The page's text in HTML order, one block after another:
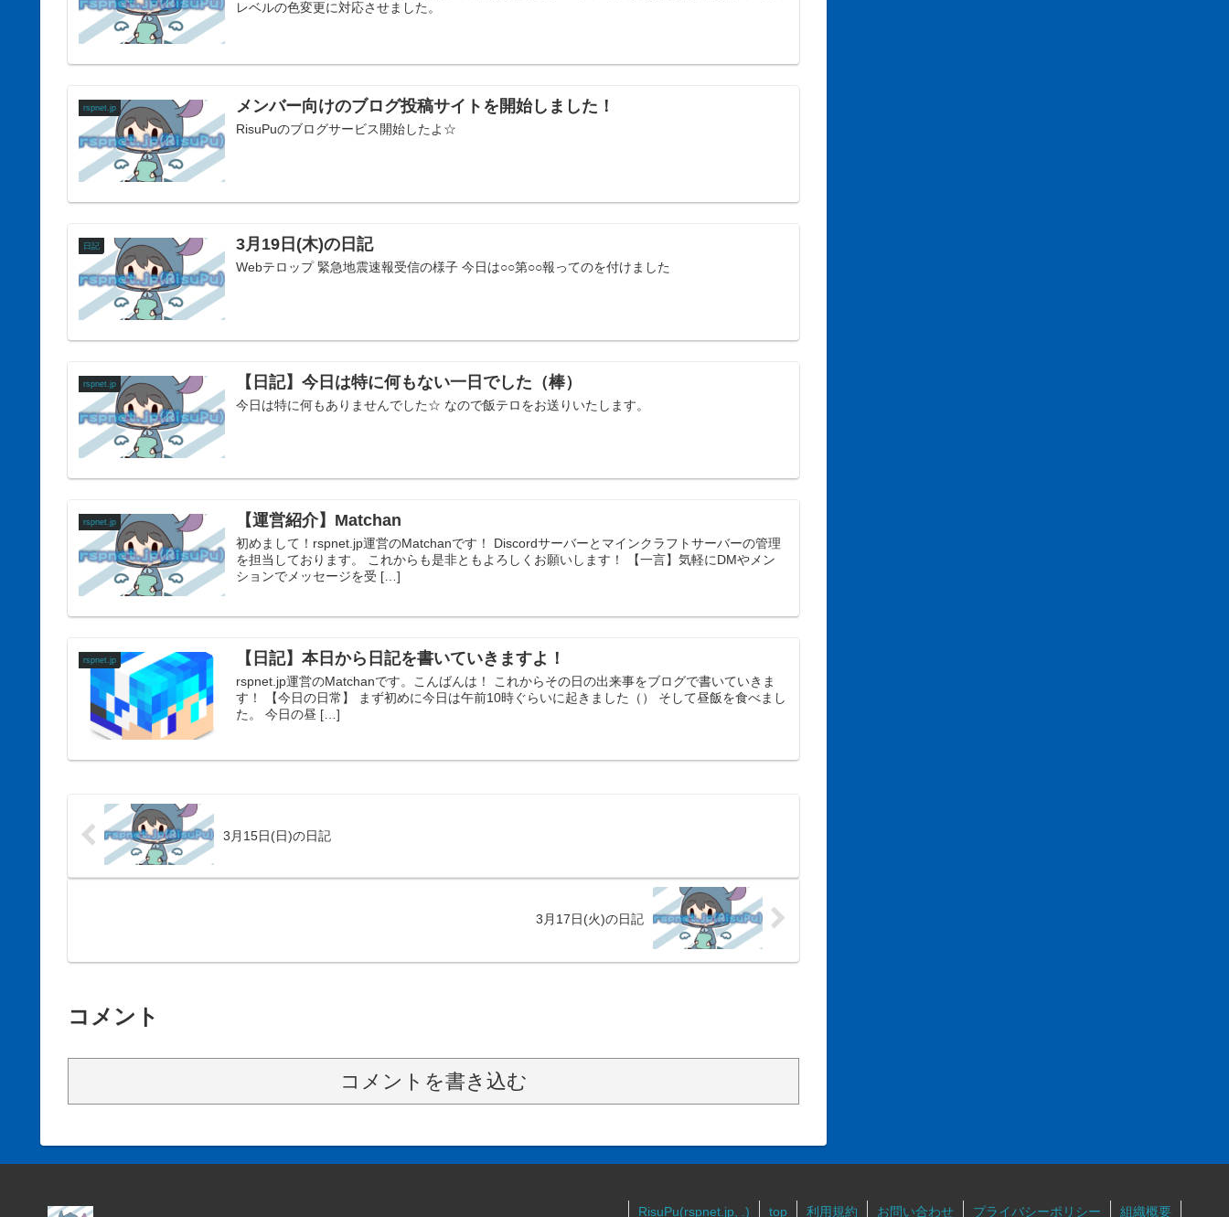
レベルの色変更に対応させました。
rspnet.jp メンバー向けのブログ投稿サイトを開始しました！
RisuPuのブログサービス開始したよ☆
日記 3月19日(木)の日記
Webテロップ 緊急地震速報受信の様子 今日は○○第○○報ってのを付けました
rspnet.jp 【日記】今日は特に何もない一日でした（棒）
今日は特に何もありませんでした☆ なので飯テロをお送りいたします。
rspnet.jp 【運営紹介】Matchan
初めまして！rspnet.jp運営のMatchanです！ Discordサーバーとマインクラフトサーバーの管理
を担当しております。 これからも是非ともよろしくお願いします！ 【一言】気軽にDMやメン
ションでメッセージを受 […]
rspnet.jp 【日記】本日から日記を書いていきますよ！
rspnet.jp運営のMatchanです。こんばんは！ これからその日の出来事をブログで書いていきま
す！ 【今日の日常】 まず初めに今日は午前10時ぐらいに起きました（） そして昼飯を食べまし
た。 今日の昼 […]
3月15日(日)の日記
3月17日(火)の日記
コメント
コメントを書き込む
RisuPu(rspnet.jp, .) top 利用規約 お問い合わせ プライバシーポリシー 組織概要